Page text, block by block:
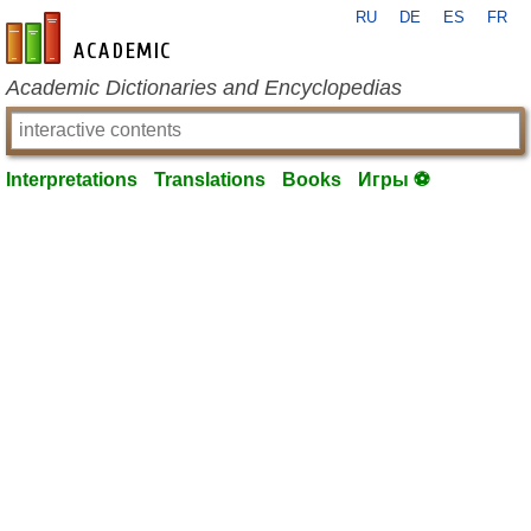
en-academic.com
RU DE ES FR
Academic Dictionaries and Encyclopedias
Interpretations Translations Books Игры ⚽